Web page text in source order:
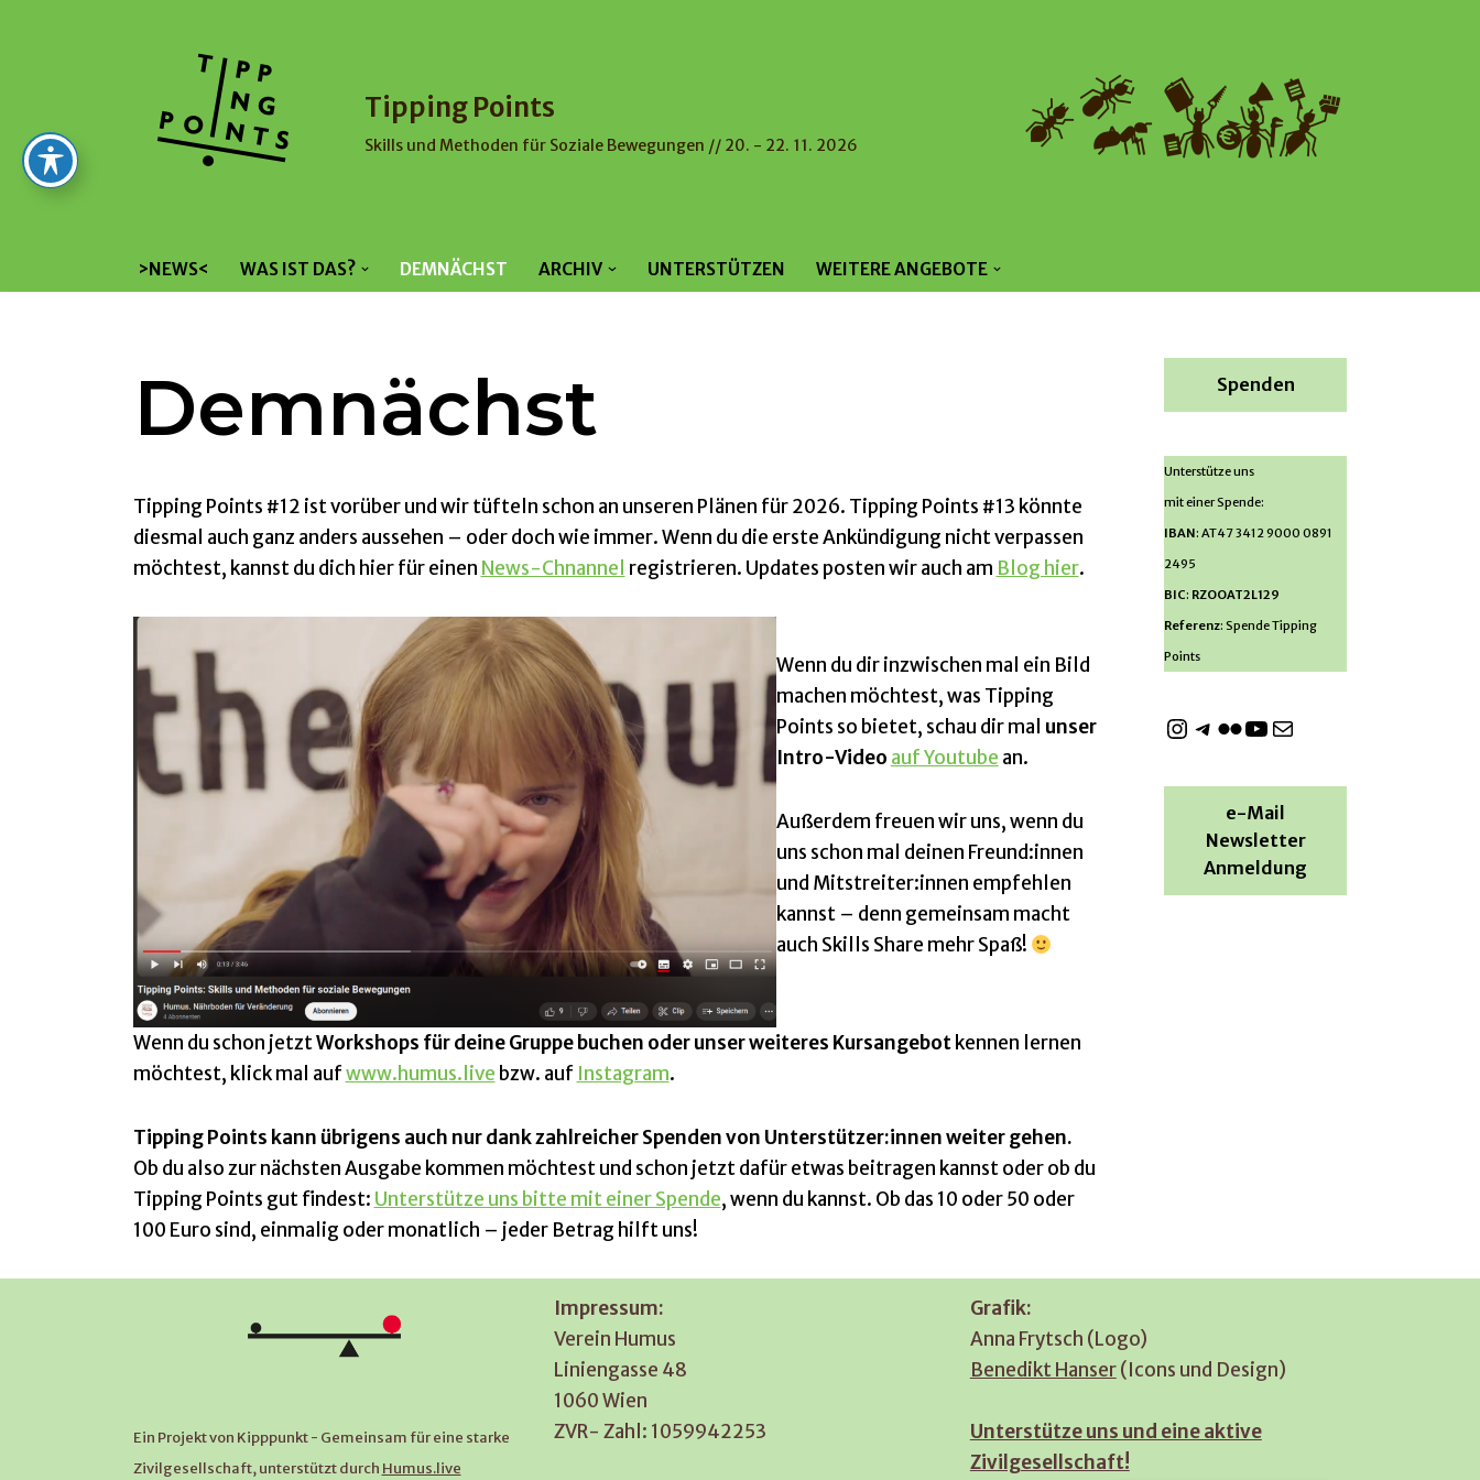
Tipping Points
Skills und Methoden für Soziale Bewegungen // 20. - 22. 11. 2026
>NEWS< WAS IST DAS? DEMNÄCHST ARCHIV UNTERSTÜTZEN WEITERE ANGEBOTE
Demnächst
Tipping Points #12 ist vorüber und wir tüfteln schon an unseren Plänen für 2026. Tipping Points #13 könnte
diesmal auch ganz anders aussehen – oder doch wie immer. Wenn du die erste Ankündigung nicht verpassen
möchtest, kannst du dich hier für einen News-Chnannel registrieren. Updates posten wir auch am Blog hier.
Wenn du dir inzwischen mal ein Bild
machen möchtest, was Tipping
Points so bietet, schau dir mal unser
Intro-Video auf Youtube an.
Außerdem freuen wir uns, wenn du
uns schon mal deinen Freund:innen
und Mitstreiter:innen empfehlen
kannst – denn gemeinsam macht
auch Skills Share mehr Spaß!
Wenn du schon jetztWorkshops für deine Gruppe buchen oder unser weiteres Kursangebotkennen lernen
möchtest, klick mal aufwww.humus.live bzw. auf Instagram.
Tipping Points kann übrigens auch nur dank zahlreicher Spenden von Unterstützer:innen weiter gehen.
Ob du also zur nächsten Ausgabe kommen möchtest und schon jetzt dafür etwas beitragen kannst oder ob du
Tipping Points gut findest: Unterstütze uns bitte mit einer Spende, wenn du kannst. Ob das 10 oder 50 oder
100 Euro sind, einmalig oder monatlich – jeder Betrag hilft uns!
Spenden
Unterstütze uns
mit einer Spende:
IBAN: AT47 3412 9000 0891
2495
BIC: RZOOAT2L129
Referenz: Spende Tipping
Points
e-Mail
Newsletter
Anmeldung
Ein Projekt von Kipppunkt - Gemeinsam für eine starke
Zivilgesellschaft, unterstützt durch Humus.live
Impressum:
Verein Humus
Liniengasse 48
1060 Wien
ZVR- Zahl: 1059942253
Grafik:
Anna Frytsch (Logo)
Benedikt Hanser(Icons und Design)
Unterstütze uns und eine aktive
Zivilgesellschaft!